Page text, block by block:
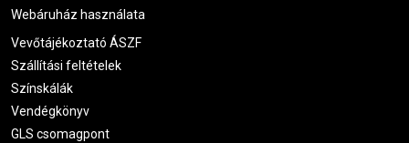
Webáruház használata
Vevőtájékoztató ÁSZF
Szállítási feltételek
Színskálák
Vendégkönyv
GLS csomagpont